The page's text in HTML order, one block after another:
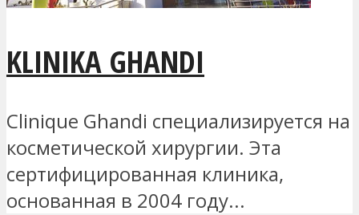
KLINIKA GHANDI
Clinique Ghandi специализируется на
косметической хирургии. Эта
сертифицированная клиника,
основанная в 2004 году...